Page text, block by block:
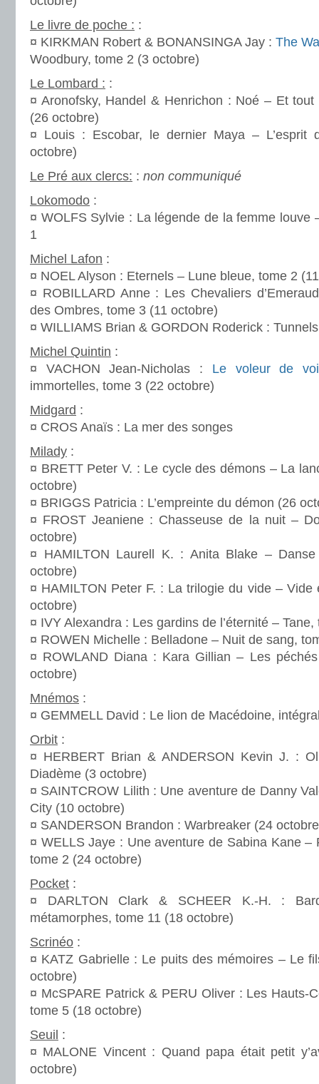
Le livre de poche : :
¤ KIRKMAN Robert & BONANSINGA Jay : The
Woodbury, tome 2 (3 octobre)
Le Lombard : :
¤ Aronofsky, Handel & Henrichon : Noé – Et
(26 octobre)
¤ Louis : Escobar, le dernier Maya –
octobre)
Le Pré aux clercs: : non communiqué
Lokomodo :
¤ WOLFS Sylvie : La légende de la femme louve
1
Michel Lafon :
¤ NOEL Alyson : Eternels – Lune bleue, tome 2
¤ ROBILLARD Anne : Les Chevaliers
des Ombres, tome 3 (11 octobre)
¤ WILLIAMS Brian & GORDON Roderick :
Michel Quintin :
¤ VACHON Jean-Nicholas : Le voleur de
immortelles, tome 3 (22 octobre)
Midgard :
¤ CROS Anaïs : La mer des songes
Milady :
¤ BRETT Peter V. : Le cycle des démons – La
octobre)
¤ BRIGGS Patricia : L’empreinte du démon (26
¤ FROST Jeaniene : Chasseuse de la nuit –
octobre)
¤ HAMILTON Laurell K. : Anita Blake –
octobre)
¤ HAMILTON Peter F. : La trilogie du vide – Vide
octobre)
¤ IVY Alexandra : Les gardins de l’éternité –
¤ ROWEN Michelle : Belladone – Nuit de sang,
¤ ROWLAND Diana : Kara Gillian – Les
octobre)
Mnémos :
¤ GEMMELL David : Le lion de Macédoine,
Orbit :
¤ HERBERT Brian & ANDERSON Kevin J. :
Diadème (3 octobre)
¤ SAINTCROW Lilith : Une aventure de Danny
City (10 octobre)
¤ SANDERSON Brandon : Warbreaker (24
¤ WELLS Jaye : Une aventure de Sabina Kane –
tome 2 (24 octobre)
Pocket :
¤ DARLTON Clark & SCHEER K.-H. :
métamorphes, tome 11 (18 octobre)
Scrinéo :
¤ KATZ Gabrielle : Le puits des mémoires – Le
octobre)
¤ McSPARE Patrick & PERU Oliver : Les Hauts-
tome 5 (18 octobre)
Seuil :
¤ MALONE Vincent : Quand papa était petit
octobre)